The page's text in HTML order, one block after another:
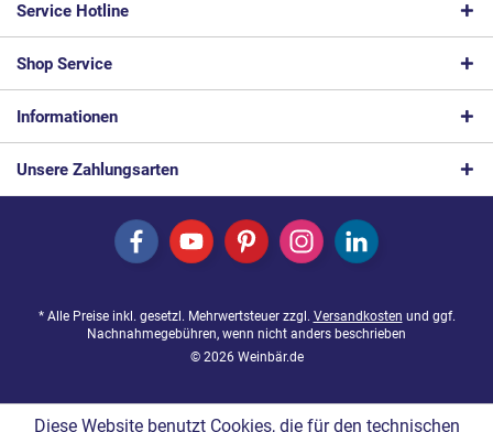
Service Hotline
Shop Service
Informationen
Unsere Zahlungsarten
* Alle Preise inkl. gesetzl. Mehrwertsteuer zzgl. Versandkosten und ggf.
Nachnahmegebühren, wenn nicht anders beschrieben
© 2026 Weinbär.de
Diese Website benutzt Cookies, die für den technischen